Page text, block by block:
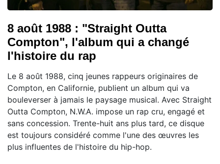
8 août 1988 : "Straight Outta
Compton", l'album qui a changé
l'histoire du rap
Le 8 août 1988, cinq jeunes rappeurs originaires de
Compton, en Californie, publient un album qui va
bouleverser à jamais le paysage musical. Avec Straight
Outta Compton, N.W.A. impose un rap cru, engagé et
sans concession. Trente-huit ans plus tard, ce disque
est toujours considéré comme l'une des œuvres les
plus influentes de l'histoire du hip-hop.